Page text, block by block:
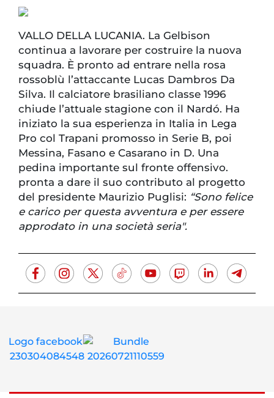
VALLO DELLA LUCANIA. La Gelbison
continua a lavorare per costruire la nuova
squadra. È pronto ad entrare nella rosa
rossoblù l’attaccante Lucas Dambros Da
Silva. Il calciatore brasiliano classe 1996
chiude l’attuale stagione con il Nardó. Ha
iniziato la sua esperienza in Italia in Lega
Pro col Trapani promosso in Serie B, poi
Messina, Fasano e Casarano in D. Una
pedina importante sul fronte offensivo.
pronta a dare il suo contributo al progetto
del presidente Maurizio Puglisi: “Sono felice
e carico per questa avventura e per essere
approdato in una società seria".